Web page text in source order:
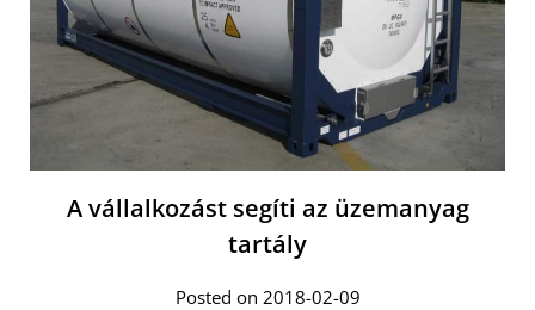
A vállalkozást segíti az üzemanyag
tartály
Posted on 2018-02-09